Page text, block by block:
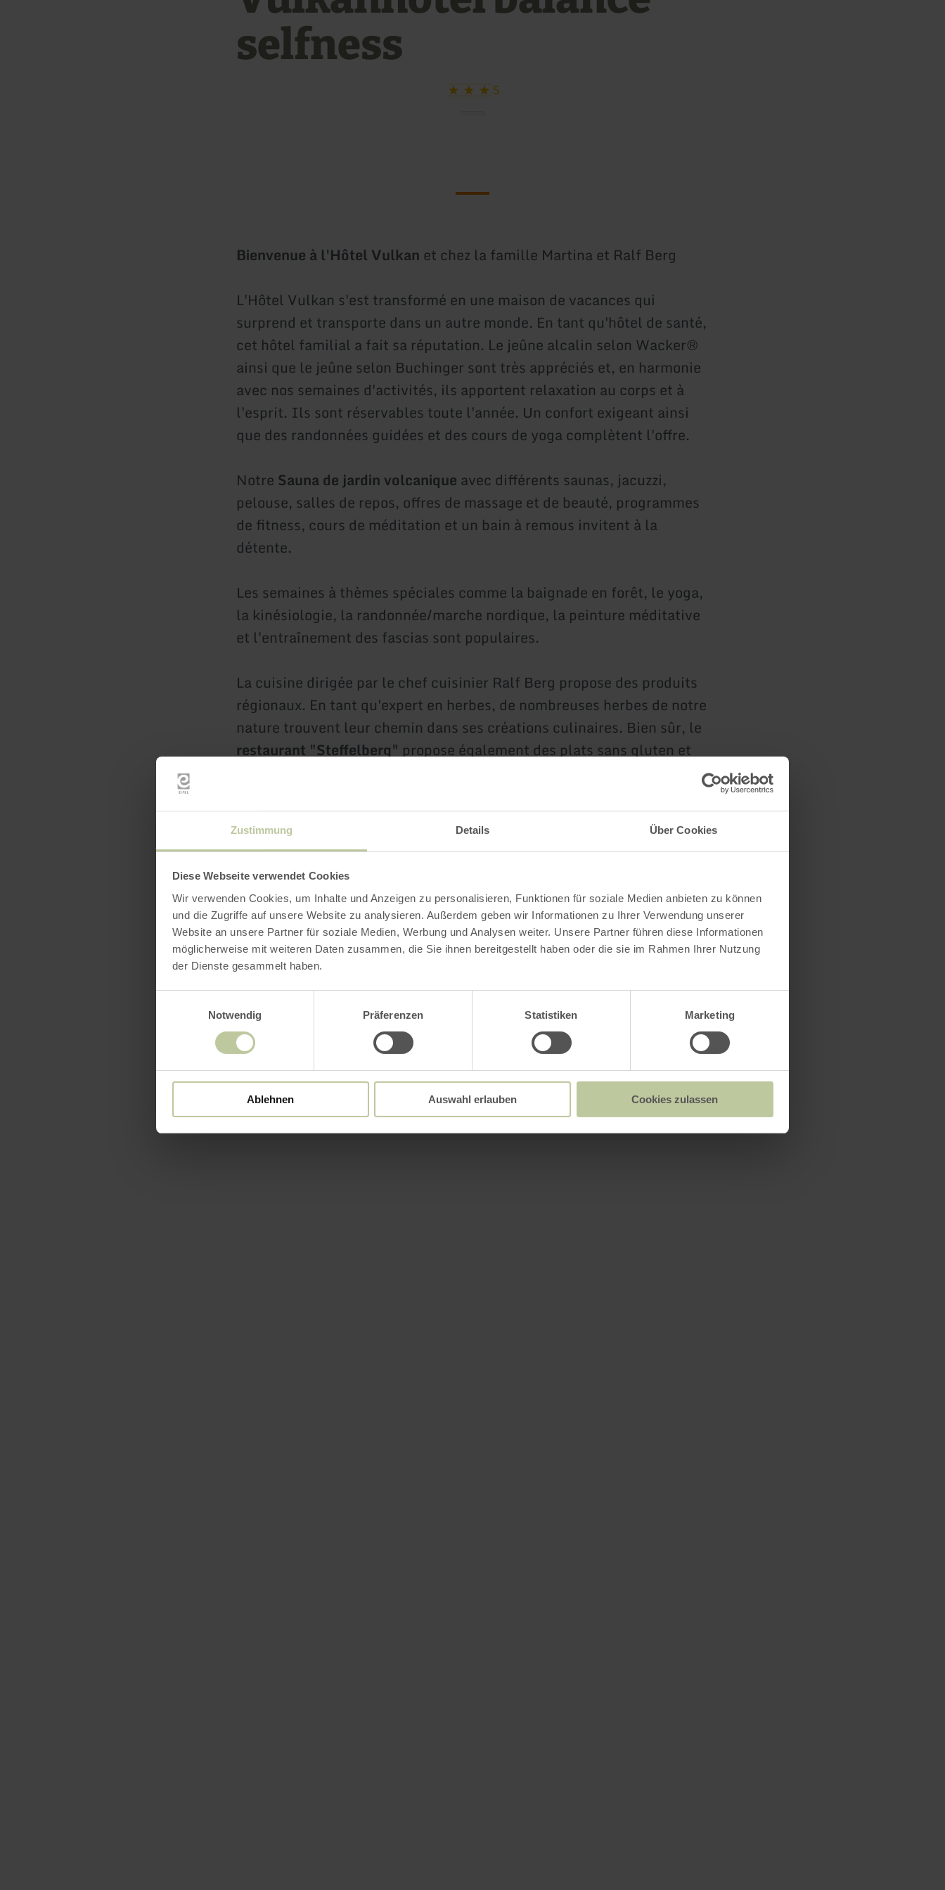
Zustimmung Details Über Cookies
Diese Webseite verwendet Cookies
Wir verwenden Cookies, um Inhalte und Anzeigen zu personalisieren, Funktionen für soziale Medien anbieten zu können
und die Zugriffe auf unsere Website zu analysieren. Außerdem geben wir Informationen zu Ihrer Verwendung unserer
Website an unsere Partner für soziale Medien, Werbung und Analysen weiter. Unsere Partner führen diese Informationen
möglicherweise mit weiteren Daten zusammen, die Sie ihnen bereitgestellt haben oder die sie im Rahmen Ihrer Nutzung
der Dienste gesammelt haben.
Notwendig
Präferenzen Statistiken Marketing
Ablehnen Auswahl erlauben Cookies zulassen
selfness
S
Bienvenue à l'Hôtel Vulkan et chez la famille Martina et Ralf Berg
L'Hôtel Vulkan s'est transformé en une maison de vacances qui
surprend et transporte dans un autre monde. En tant qu'hôtel de santé,
cet hôtel familial a fait sa réputation. Le jeûne alcalin selon Wacker®
ainsi que le jeûne selon Buchinger sont très appréciés et, en harmonie
avec nos semaines d'activités, ils apportent relaxation au corps et à
l'esprit. Ils sont réservables toute l'année. Un confort exigeant ainsi
que des randonnées guidées et des cours de yoga complètent l'offre.
Notre Sauna de jardin volcanique avec différents saunas, jacuzzi,
pelouse, salles de repos, offres de massage et de beauté, programmes
de fitness, cours de méditation et un bain à remous invitent à la
détente.
Les semaines à thèmes spéciales comme la baignade en forêt, le yoga,
la kinésiologie, la randonnée/marche nordique, la peinture méditative
et l'entraînement des fascias sont populaires.
La cuisine dirigée par le chef cuisinier Ralf Berg propose des produits
régionaux. En tant qu'expert en herbes, de nombreuses herbes de notre
nature trouvent leur chemin dans ses créations culinaires. Bien sûr, le
restaurant "Steffelberg" propose également des plats sans gluten et
en savoir plus
Plus d'informations
Équipements
Labels / certificats